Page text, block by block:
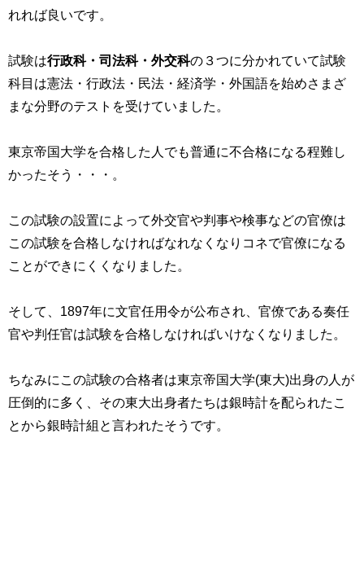
れれば良いです。
試験は行政科・司法科・外交科の３つに分かれていて試験
科目は憲法・行政法・民法・経済学・外国語を始めさまざ
まな分野のテストを受けていました。
東京帝国大学を合格した人でも普通に不合格になる程難し
かったそう・・・。
この試験の設置によって外交官や判事や検事などの官僚は
この試験を合格しなければなれなくなりコネで官僚になる
ことができにくくなりました。
そして、1897年に文官任用令が公布され、官僚である奏任
官や判任官は試験を合格しなければいけなくなりました。
ちなみにこの試験の合格者は東京帝国大学(東大)出身の人が
圧倒的に多く、その東大出身者たちは銀時計を配られたこ
とから銀時計組と言われたそうです。